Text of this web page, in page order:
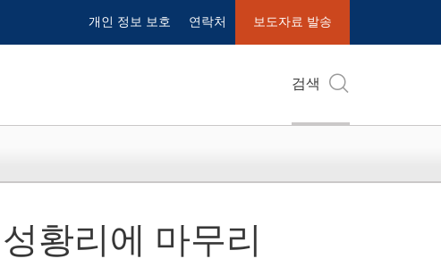
개인 정보 보호 연락처 보도자료 발송
검색
황리에 마무리